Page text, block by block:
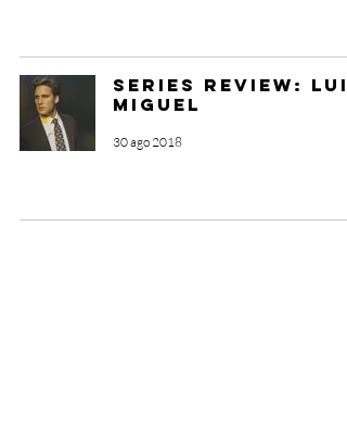
Series Review:
Miguel
30 ago 2018